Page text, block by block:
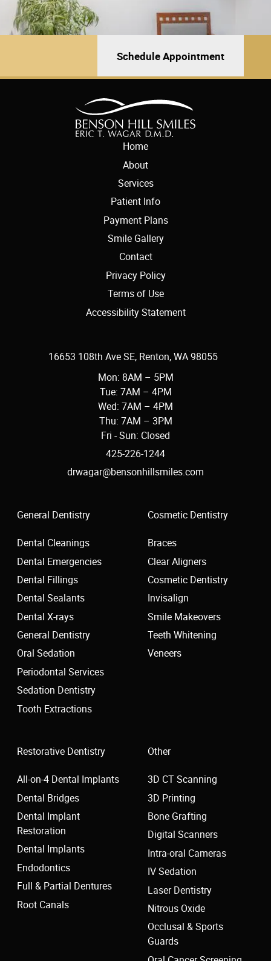
Schedule Appointment
16653 108th Ave SE, Renton, WA 98055
Mon: 8AM – 5PM
Tue: 7AM – 4PM
Wed: 7AM – 4PM
Thu: 7AM – 3PM
Fri - Sun: Closed
425-226-1244
drwagar@bensonhillsmiles.com
Home
About
Services
Patient Info
Payment Plans
Smile Gallery
Contact
Privacy Policy
Terms of Use
Accessibility Statement
General Dentistry
Dental Cleanings
Dental Emergencies
Dental Fillings
Dental Sealants
Dental X-rays
General Dentistry
Oral Sedation
Periodontal Services
Sedation Dentistry
Tooth Extractions
Cosmetic Dentistry
Braces
Clear Aligners
Cosmetic Dentistry
Invisalign
Smile Makeovers
Teeth Whitening
Veneers
Restorative Dentistry
All-on-4 Dental Implants
Dental Bridges
Dental Implant
Restoration
Dental Implants
Endodontics
Full & Partial Dentures
Root Canals
Other
3D CT Scanning
3D Printing
Bone Grafting
Digital Scanners
Intra-oral Cameras
IV Sedation
Laser Dentistry
Nitrous Oxide
Occlusal & Sports
Guards